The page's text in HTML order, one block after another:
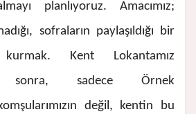
planlıyoruz. Amacımız;
sofraların paylaşıldığı bir
kurmak. Kent Lokantamız
sonra, sadece Örnek
değil, kentin bu